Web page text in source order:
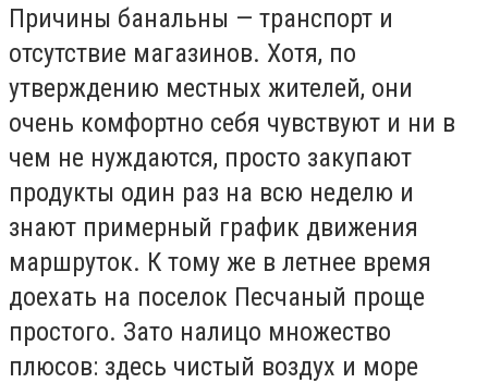
Причины банальны — транспорт и
отсутствие магазинов. Хотя, по
утверждению местных жителей, они
очень комфортно себя чувствуют и ни в
чем не нуждаются, просто закупают
продукты один раз на всю неделю и
знают примерный график движения
маршруток. К тому же в летнее время
доехать на поселок Песчаный проще
простого. Зато налицо множество
плюсов: здесь чистый воздух и море